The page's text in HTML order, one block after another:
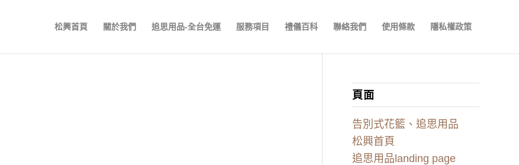
松興首頁 關於我們 追思用品-全台免運 服務項目 禮儀百科 聯絡我們 使用條款 隱私權政策
頁面
告別式花籃、追思用品
松興首頁
追思用品landing page